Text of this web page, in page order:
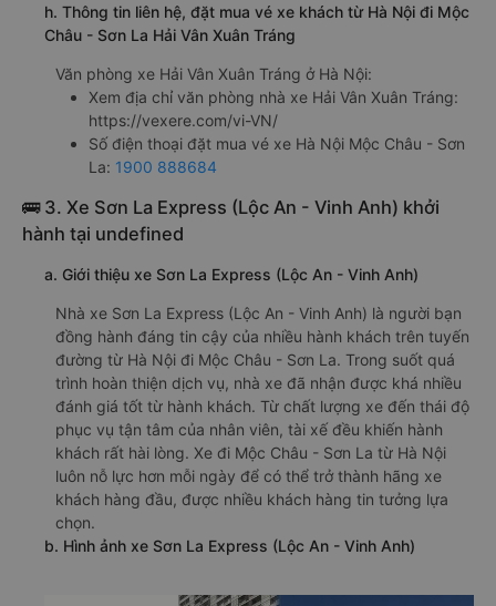
h. Thông tin liên hệ, đặt mua vé xe khách từ Hà Nội đi Mộc
Châu - Sơn La Hải Vân Xuân Tráng
Văn phòng xe Hải Vân Xuân Tráng ở Hà Nội:
Xem địa chỉ văn phòng nhà xe Hải Vân Xuân Tráng:
https://vexere.com/vi-VN/
Số điện thoại đặt mua vé xe Hà Nội Mộc Châu - Sơn
La: 1900 888684
🚌 3. Xe Sơn La Express (Lộc An - Vinh Anh) khởi
hành tại undefined
a. Giới thiệu xe Sơn La Express (Lộc An - Vinh Anh)
Nhà xe Sơn La Express (Lộc An - Vinh Anh) là người bạn
đồng hành đáng tin cậy của nhiều hành khách trên tuyến
đường từ Hà Nội đi Mộc Châu - Sơn La. Trong suốt quá
trình hoàn thiện dịch vụ, nhà xe đã nhận được khá nhiều
đánh giá tốt từ hành khách. Từ chất lượng xe đến thái độ
phục vụ tận tâm của nhân viên, tài xế đều khiến hành
khách rất hài lòng. Xe đi Mộc Châu - Sơn La từ Hà Nội
luôn nỗ lực hơn mỗi ngày để có thể trở thành hãng xe
khách hàng đầu, được nhiều khách hàng tin tưởng lựa
chọn.
b. Hình ảnh xe Sơn La Express (Lộc An - Vinh Anh)